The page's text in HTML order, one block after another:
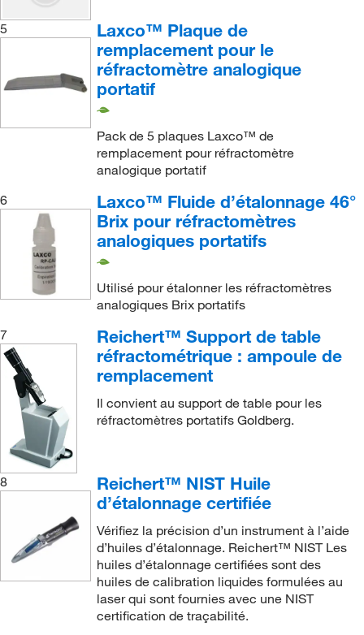
5
Laxco™ Plaque de
remplacement pour le
réfractomètre analogique
portatif
Pack de 5 plaques Laxco™ de
remplacement pour réfractomètre
analogique portatif
6
Laxco™ Fluide d’étalonnage 46°
Brix pour réfractomètres
analogiques portatifs
Utilisé pour étalonner les réfractomètres
analogiques Brix portatifs
7
Reichert™ Support de table
réfractométrique : ampoule de
remplacement
Il convient au support de table pour les
réfractomètres portatifs Goldberg.
8
Reichert™ NIST Huile
d’étalonnage certifiée
Vérifiez la précision d’un instrument à l’aide
d’huiles d’étalonnage. Reichert™ NIST Les
huiles d’étalonnage certifiées sont des
huiles de calibration liquides formulées au
laser qui sont fournies avec une NIST
certification de traçabilité.